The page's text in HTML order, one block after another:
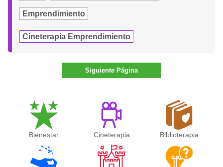
Emprendimiento
Cineterapia Emprendimiento
Siguiente Página
Bienestar Cineterapia Biblioterapia